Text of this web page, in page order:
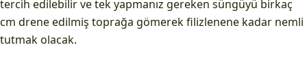
tercih edilebilir ve tek yapmanız gereken süngüyü birkaç
cm drene edilmiş toprağa gömerek filizlenene kadar nemli
tutmak olacak.